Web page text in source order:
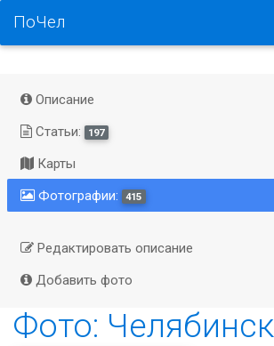
ПоЧел
Описание
Статьи:
197
Карты
Фотографии:
415
Редактировать описание
Добавить фото
Фото: Челябинск